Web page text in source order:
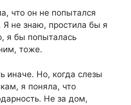
что он не попытался
Я не знаю, простила бы я
я бы попыталась
тоже.
иначе. Но, когда слезы
я поняла, что
Не за дом,